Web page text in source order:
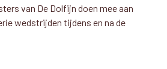
van De Dolfijn doen mee aan
wedstrijden tijdens en na de